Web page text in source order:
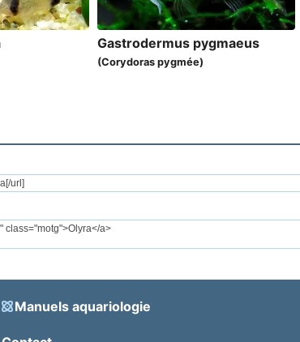
Gastrodermus pygmaeus
(Corydoras pygmée)
Manuels aquariologie